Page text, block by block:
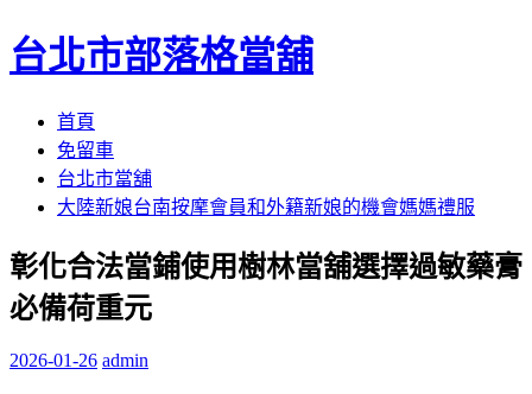
台北市部落格當舖
首頁
免留車
台北市當舖
大陸新娘台南按摩會員和外籍新娘的機會媽媽禮服
彰化合法當鋪使用樹林當舖選擇過敏藥膏
必備荷重元
2026-01-26 admin